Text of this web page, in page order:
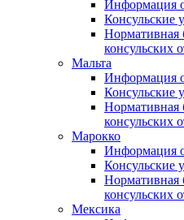
Информация
Консульские
Нормативная
консульских
Мальта
Информация
Консульские
Нормативная
консульских
Марокко
Информация
Консульские
Нормативная
консульских
Мексика